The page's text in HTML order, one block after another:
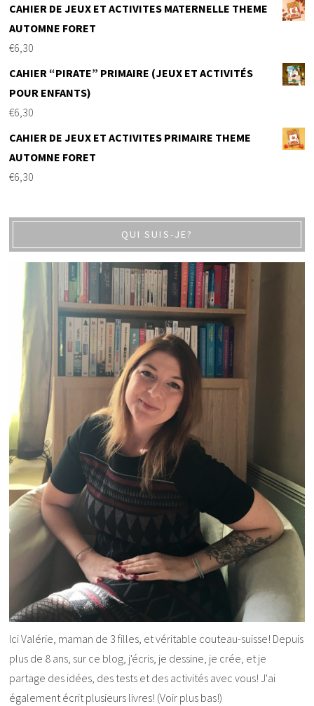
CAHIER DE JEUX ET ACTIVITES MATERNELLE THEME
AUTOMNE FORET
€6,30
CAHIER “PIRATE” PRIMAIRE (JEUX ET ACTIVITÉS
POUR ENFANTS)
€6,30
CAHIER DE JEUX ET ACTIVITES PRIMAIRE THEME
AUTOMNE FORET
€6,30
QUI SUIS-JE?
Ici Valérie, maman de 3 filles, et véritable couteau-suisse! Depuis
plus de 8 ans, sur ce blog, j'écris, je dessine, je crée, et je
partage des idées, des tests et des activités avec vous! J'ai
également écrit plusieurs livres! (Voir plus bas!)